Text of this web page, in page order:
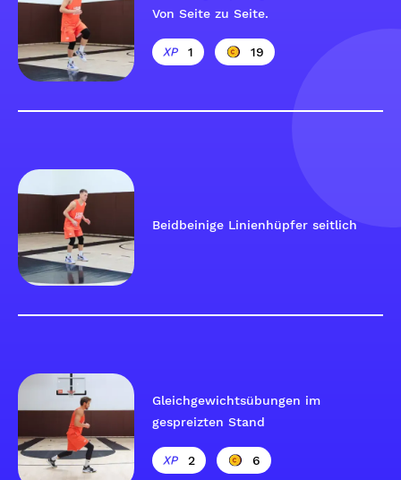
Von Seite zu Seite.
1 19
Beidbeinige Linienhüpfer seitlich
Gleichgewichtsübungen im
gespreizten Stand
2 6